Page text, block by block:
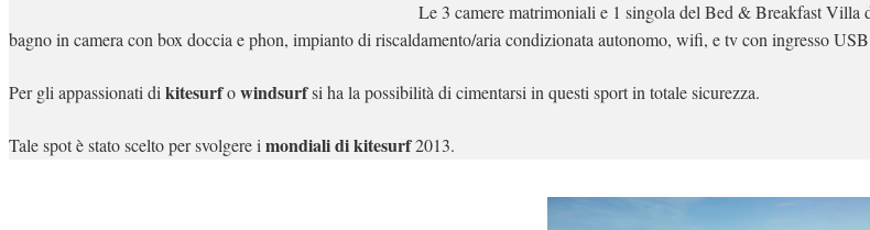
Le 3 camere matrimoniali e 1 singola del Bed & Breakfast Villa
bagno in camera con box doccia e phon, impianto di riscaldamento/aria condizionata autonomo, wifi, e tv con ingresso
Per gli appassionati di kitesurfowindsurfsi ha la possibilità di cimentarsi in questi sport in totale sicurezza.
Tale spot è stato scelto per svolgere i mondiali di kitesurf2013.